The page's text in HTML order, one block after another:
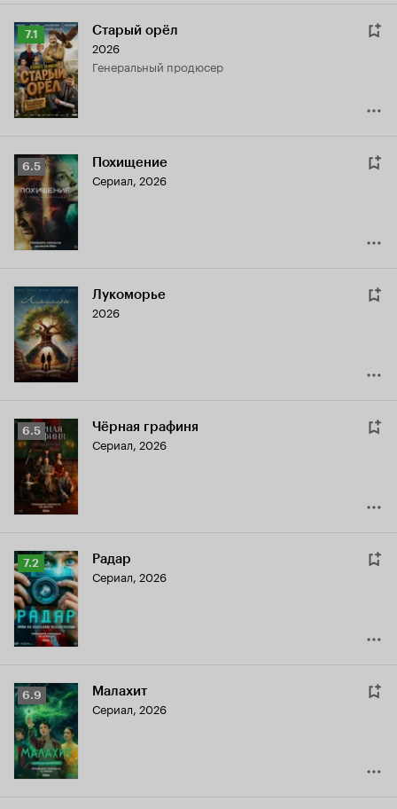
Рейтинг
Кинопоиска
7.1
7.1 Старый орёл
2026
генеральный продюсер
Рейтинг
Кинопоиска
6.5
6.5 Похищение
Сериал, 2026
Лукоморье
2026
Рейтинг
Кинопоиска
6.5
6.5 Чёрная графиня
Сериал, 2026
Рейтинг
Кинопоиска
7.2
7.2 Радар
Сериал, 2026
Рейтинг
Кинопоиска
6.9
6.9 Малахит
Сериал, 2026